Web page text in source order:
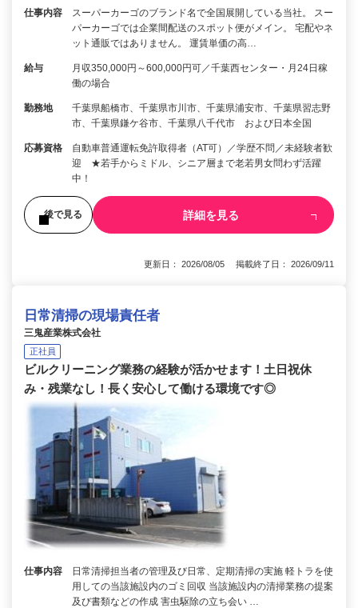
仕事内容
スーパーカーゴのブランド名で全国展開している当社。 スー
パーカーゴでは企業間配送のスポット便がメイン。 宅配やネ
ット通販ではありません。 運賃単価の高…
給与
月収350,000円～600,000円可／千葉西センター・月24日稼
働の場合
勤務地
千葉県船橋市、千葉県市川市、千葉県浦安市、千葉県習志野
市、千葉県鎌ケ谷市、千葉県八千代市 および日本全国
応募資格
自動車普通運転免許取得者（AT可）／学歴不問／未経験者歓
迎 ★若手からミドル、シニア層まで老若男女問わず活躍
中！
後で見る 詳細を見る
更新日： 2026/08/05 掲載終了日： 2026/09/11
日常清掃の現場責任者
三鬼産業株式会社
正社員
ビルクリーニング業務の経験が活かせます！土日祝休
み・残業なし！長く安心して働ける環境です◎
仕事内容
日常清掃担当者の管理及び日常、定期清掃の実施 軽トラを使
用しての当該施設内のゴミ回収 当該施設内の清掃業務の提案
及び書類などの作成 害虫駆除の立ち会い …